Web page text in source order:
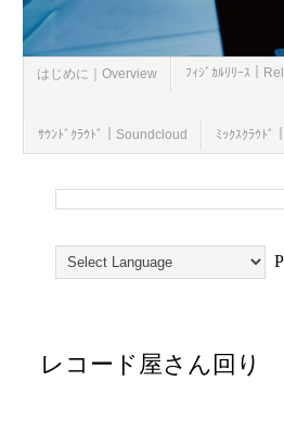
はじめに｜Overview ﾌｨｼﾞｶﾙﾘﾘｰｽ｜
ｻｳﾝﾄﾞｸﾗｳﾄﾞ｜Soundcloud ﾐｯｸｽｸﾗｳﾄﾞ
レコード屋さん回り